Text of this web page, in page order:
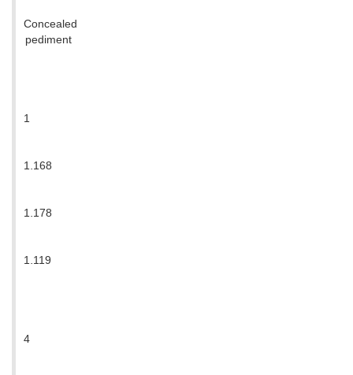
Concealed
pediment
1
1.168
1.178
1.119
4